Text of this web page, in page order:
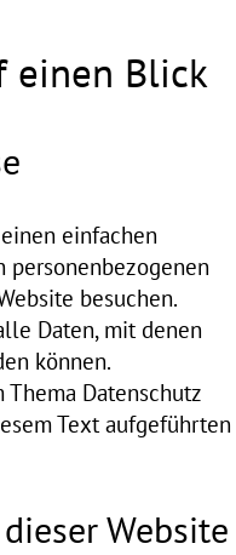
einen Blick
einfachen
personenbezogenen
besuchen.
Daten, mit denen
können.
Datenschutz
Text aufgeführten
Website